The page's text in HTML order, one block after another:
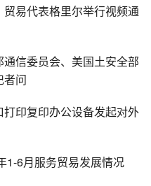
易代表格里尔举行视频通
信委员会、美国土安全部
者问
印复印办公设备发起对外
1-6月服务贸易发展情况